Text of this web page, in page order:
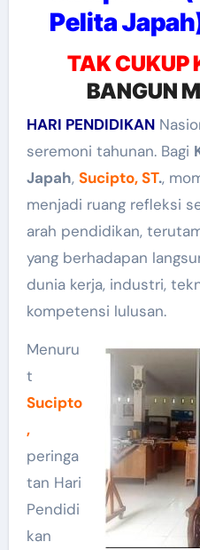
Pelita
TAK CUKUP
BANGUN
HARI PENDIDIKAN
seremoni tahunan. Bagi
Japah, Sucipto, ST.,
menjadi ruang refleksi
arah pendidikan,
yang berhadapan
dunia kerja, industri,
kompetensi lulusan.
Menuru
t
Sucipto
,
peringa
tan Hari
Pendidi
kan